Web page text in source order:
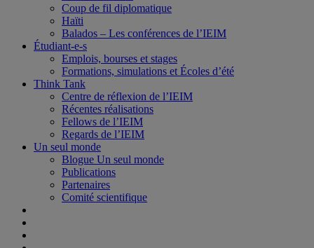
Coup de fil diplomatique
Haïti
Balados – Les conférences de l’IEIM
Étudiant-e-s
Emplois, bourses et stages
Formations, simulations et Écoles d’été
Think Tank
Centre de réflexion de l’IEIM
Récentes réalisations
Fellows de l’IEIM
Regards de l’IEIM
Un seul monde
Blogue Un seul monde
Publications
Partenaires
Comité scientifique